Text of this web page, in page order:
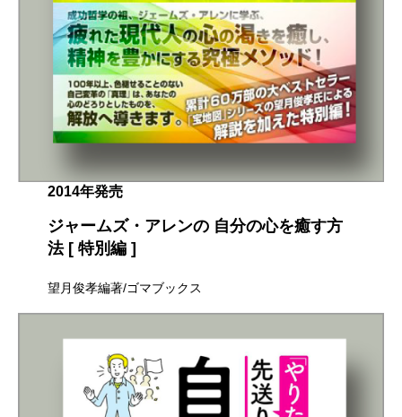
2014年発売
ジャームズ・アレンの 自分の心を癒す方
法 [ 特別編 ]
望月俊孝編著/ゴマブックス